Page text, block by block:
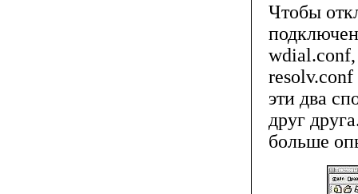
Чтобы
wdial.conf,
resolv.conf
эти два
друг
больше